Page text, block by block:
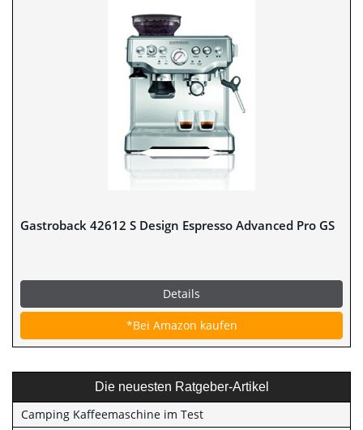
Gastroback 42612 S Design Espresso Advanced Pro GS
Details
*Bei Amazon kaufen
Die neuesten Ratgeber-Artikel
Camping Kaffeemaschine im Test